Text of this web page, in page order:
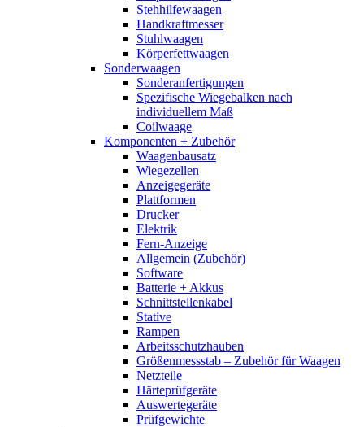
Stehhilfewaagen
Handkraftmesser
Stuhlwaagen
Körperfettwaagen
Sonderwaagen
Sonderanfertigungen
Spezifische Wiegebalken nach
individuellem Maß
Coilwaage
Komponenten + Zubehör
Waagenbausatz
Wiegezellen
Anzeigegeräte
Plattformen
Drucker
Elektrik
Fern-Anzeige
Allgemein (Zubehör)
Software
Batterie + Akkus
Schnittstellenkabel
Stative
Rampen
Arbeitsschutzhauben
Größenmessstab – Zubehör für Waagen
Netzteile
Härteprüfgeräte
Auswertegeräte
Prüfgewichte